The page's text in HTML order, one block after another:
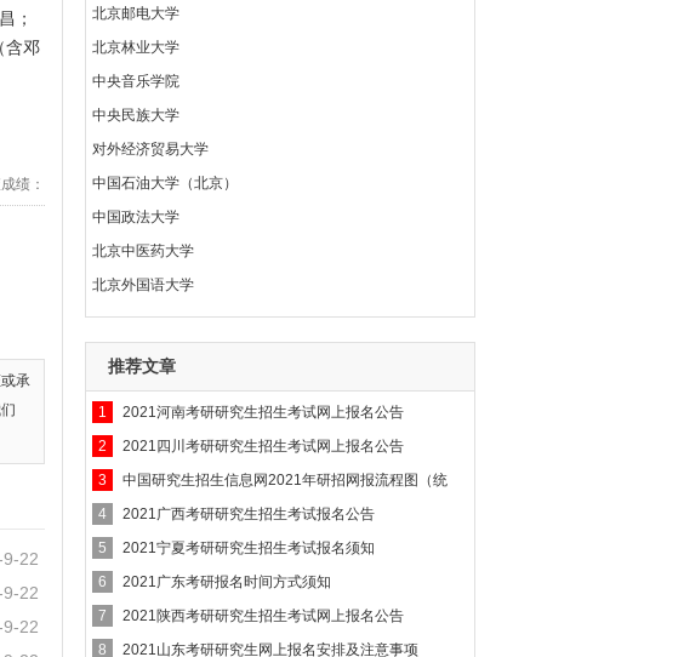
；
含邓
绩：
承
9-22
9-22
9-22
北京邮电大学
北京林业大学
中央音乐学院
中央民族大学
对外经济贸易大学
中国石油大学（北京）
中国政法大学
北京中医药大学
北京外国语大学
推荐文章
1
2021河南考研研究生招生考试网上报名公告
2
2021四川考研研究生招生考试网上报名公告
3
中国研究生招生信息网2021年研招网报流程图（统
考）
4
2021广西考研研究生招生考试报名公告
5
2021宁夏考研研究生招生考试报名须知
6
2021广东考研报名时间方式须知
7
2021陕西考研研究生招生考试网上报名公告
8
2021山东考研研究生网上报名安排及注意事项